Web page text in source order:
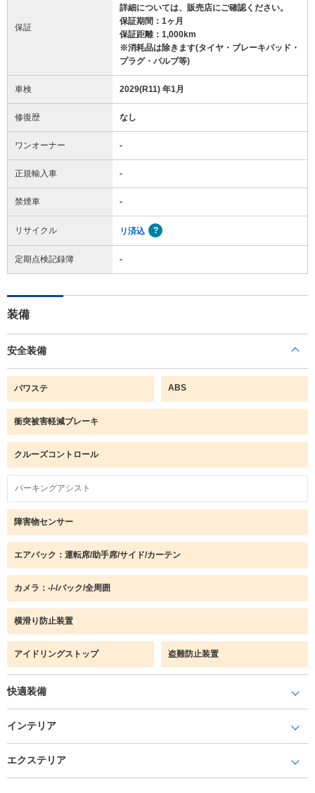
保証
詳細については、販売店にご確認ください。
保証期間：1ヶ月
保証距離：1,000km
※消耗品は除きます(タイヤ・ブレーキパッド・
プラグ・バルブ等)
車検 2029(R11) 年1月
修復歴 なし
ワンオーナー -
正規輸入車 -
禁煙車 -
リサイクル リ済込
定期点検記録簿 -
装備
安全装備
パワステ ABS
衝突被害軽減ブレーキ
クルーズコントロール
パーキングアシスト
障害物センサー
エアバック：運転席/助手席/サイド/カーテン
カメラ：-/-/バック/全周囲
横滑り防止装置
アイドリングストップ 盗難防止装置
快適装備
インテリア
エクステリア